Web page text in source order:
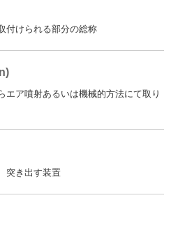
付けられる部分の総称
エア噴射あるいは機械的方法にて取り
突き出す装置